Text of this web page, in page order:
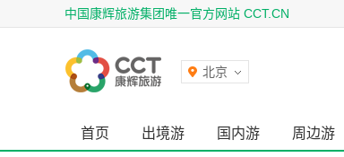
中国康辉旅游集团唯一官方网站 CCT.CN
北京
首页 出境游 国内游 周边游